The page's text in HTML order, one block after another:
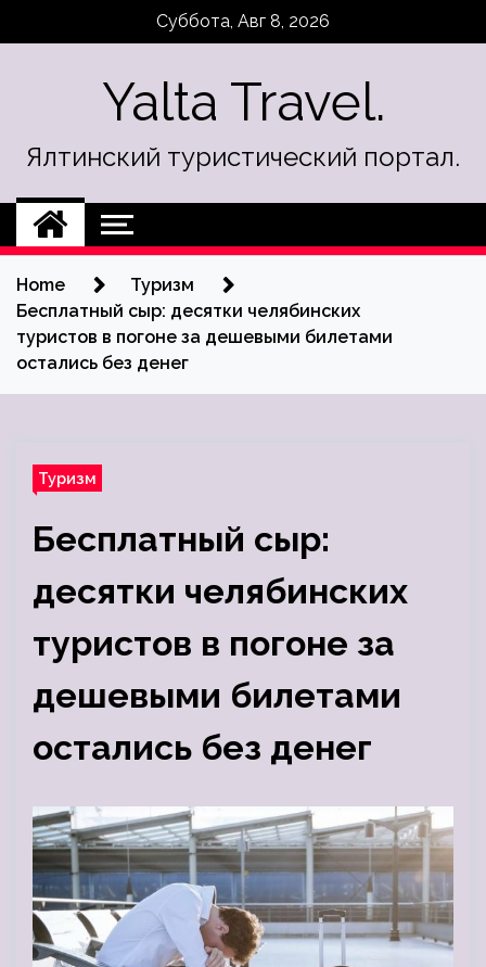
Суббота, Авг 8, 2026
Yalta Travel.
Ялтинский туристический портал.
Home
Туризм
Бесплатный сыр: десятки челябинских
туристов в погоне за дешевыми билетами
остались без денег
Туризм
Бесплатный сыр:
десятки челябинских
туристов в погоне за
дешевыми билетами
остались без денег